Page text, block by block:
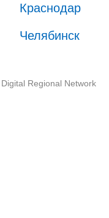
Краснодар
Челябинск
Regional Network